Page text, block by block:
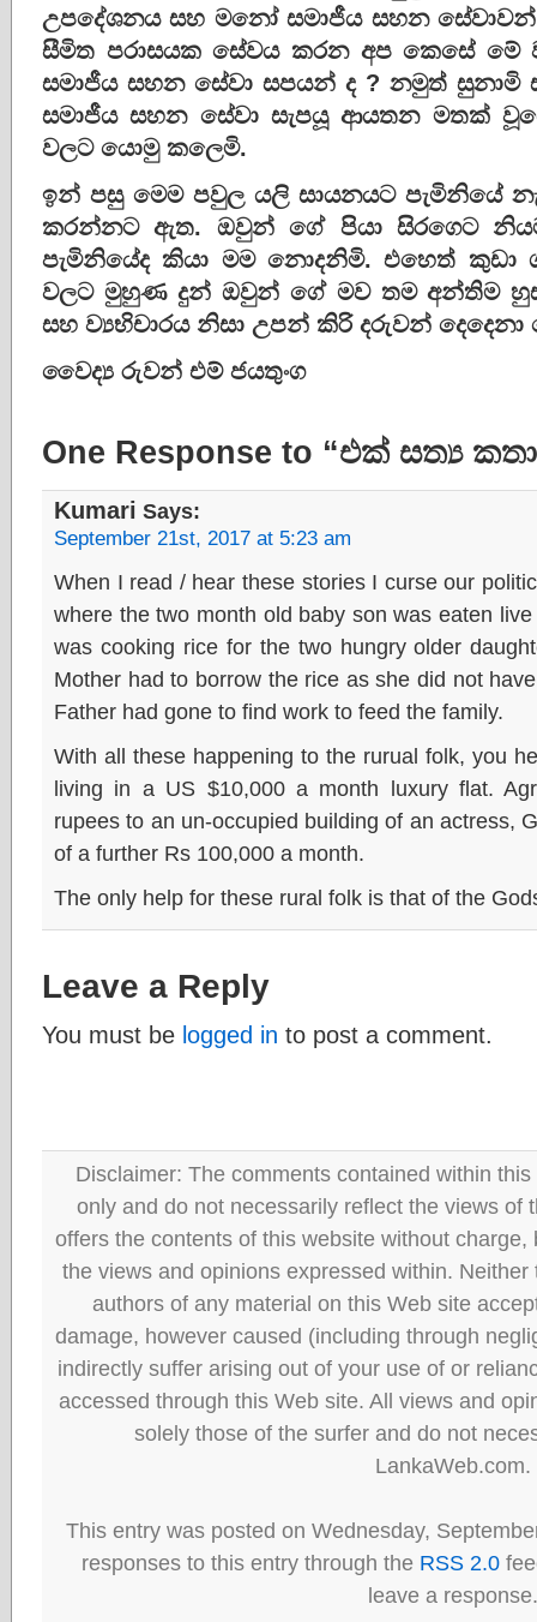
උපදේශනය සහ මනෝ සමාජීය සහන
සීමිත පරාසයක සේවය කරන අප කෙසේ
සමාජීය සහන සේවා සපයන් ද ? නමුත්
සමාජීය සහන සේවා සැපයූ ආයතන මතක්
වලට යොමු කලෙමි.
ඉන් පසු මෙම පවුල යලි සායනයට පැමිනියේ
කරන්නට ඇත​. ඔවුන් ගේ පියා සිරගෙට
පැමිනියේද කියා මම නොදනිමි. එහෙත් කුඩා
වලට මුහුණ දුන් ඔවුන් ගේ මව තම අන්තිම
සහ ව්‍යභිචාරය නිසා උපන් කිරි දරුවන්
වෛද් රුවන් එම් ජයතුංග
One Response to “එක් සත්‍ය
Kumari Says:
September 21st, 2017 at 5:23 am
When I read / hear these stories I curse our
where the two month old baby son was eaten
was cooking rice for the two hungry older
Mother had to borrow the rice as she did not
Father had gone to find work to feed the family.
With all these happening to the rurual folk, you
living in a US $10,000 a month luxury flat.
rupees to an un-occupied building of an actress,
of a further Rs 100,000 a month.
The only help for these rural folk is that of the
Leave a Reply
You must be logged in to post a comment.
Disclaimer: The comments contained within
only and do not necessarily reflect the views of
offers the contents of this website without
the views and opinions expressed within.
authors of any material on this Web site
damage, however caused (including through
indirectly suffer arising out of your use of or
accessed through this Web site. All views and
solely those of the surfer and do not
LankaWeb.com.
This entry was posted on Wednesday,
responses to this entry through the RSS 2.0
leave a response.